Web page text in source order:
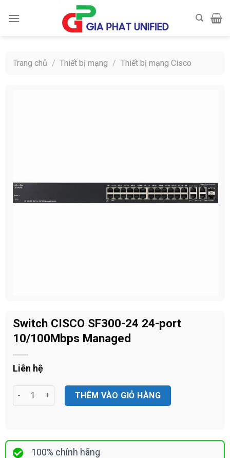
Trang chủ / Thiết bị mạng / Thiết bị mạng Cisco
Switch CISCO SF300-24 24-port
10/100Mbps Managed
Liên hệ
Switch CISCO SF300-24 24-port 10/100Mbps Managed số
THÊM VÀO GIỎ HÀNG
100% chính hãng